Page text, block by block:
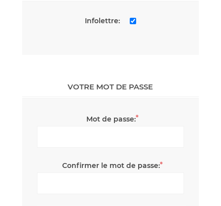
Infolettre:
VOTRE MOT DE PASSE
Mot de passe:*
Confirmer le mot de passe:*